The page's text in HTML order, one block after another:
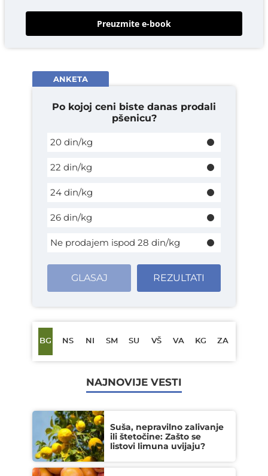
Preuzmite e-book
ANKETA
Po kojoj ceni biste danas prodali
pšenicu?
20 din/kg
22 din/kg
24 din/kg
26 din/kg
Ne prodajem ispod 28 din/kg
GLASAJ REZULTATI
BG NS NI SM SU VŠ VA KG ZA
NAJNOVIJE VESTI
Suša, nepravilno zalivanje
ili štetočine: Zašto se
listovi limuna uvijaju?